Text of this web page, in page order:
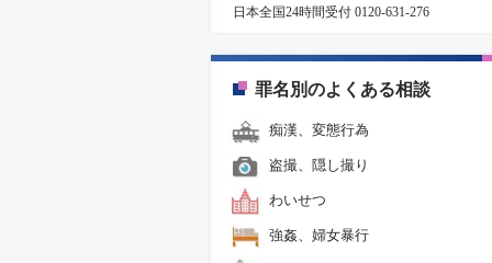
日本全国24時間受付 0120-631-276
罪名別のよくある相談
痴漢、変態行為
盗撮、隠し撮り
わいせつ
強姦、婦女暴行